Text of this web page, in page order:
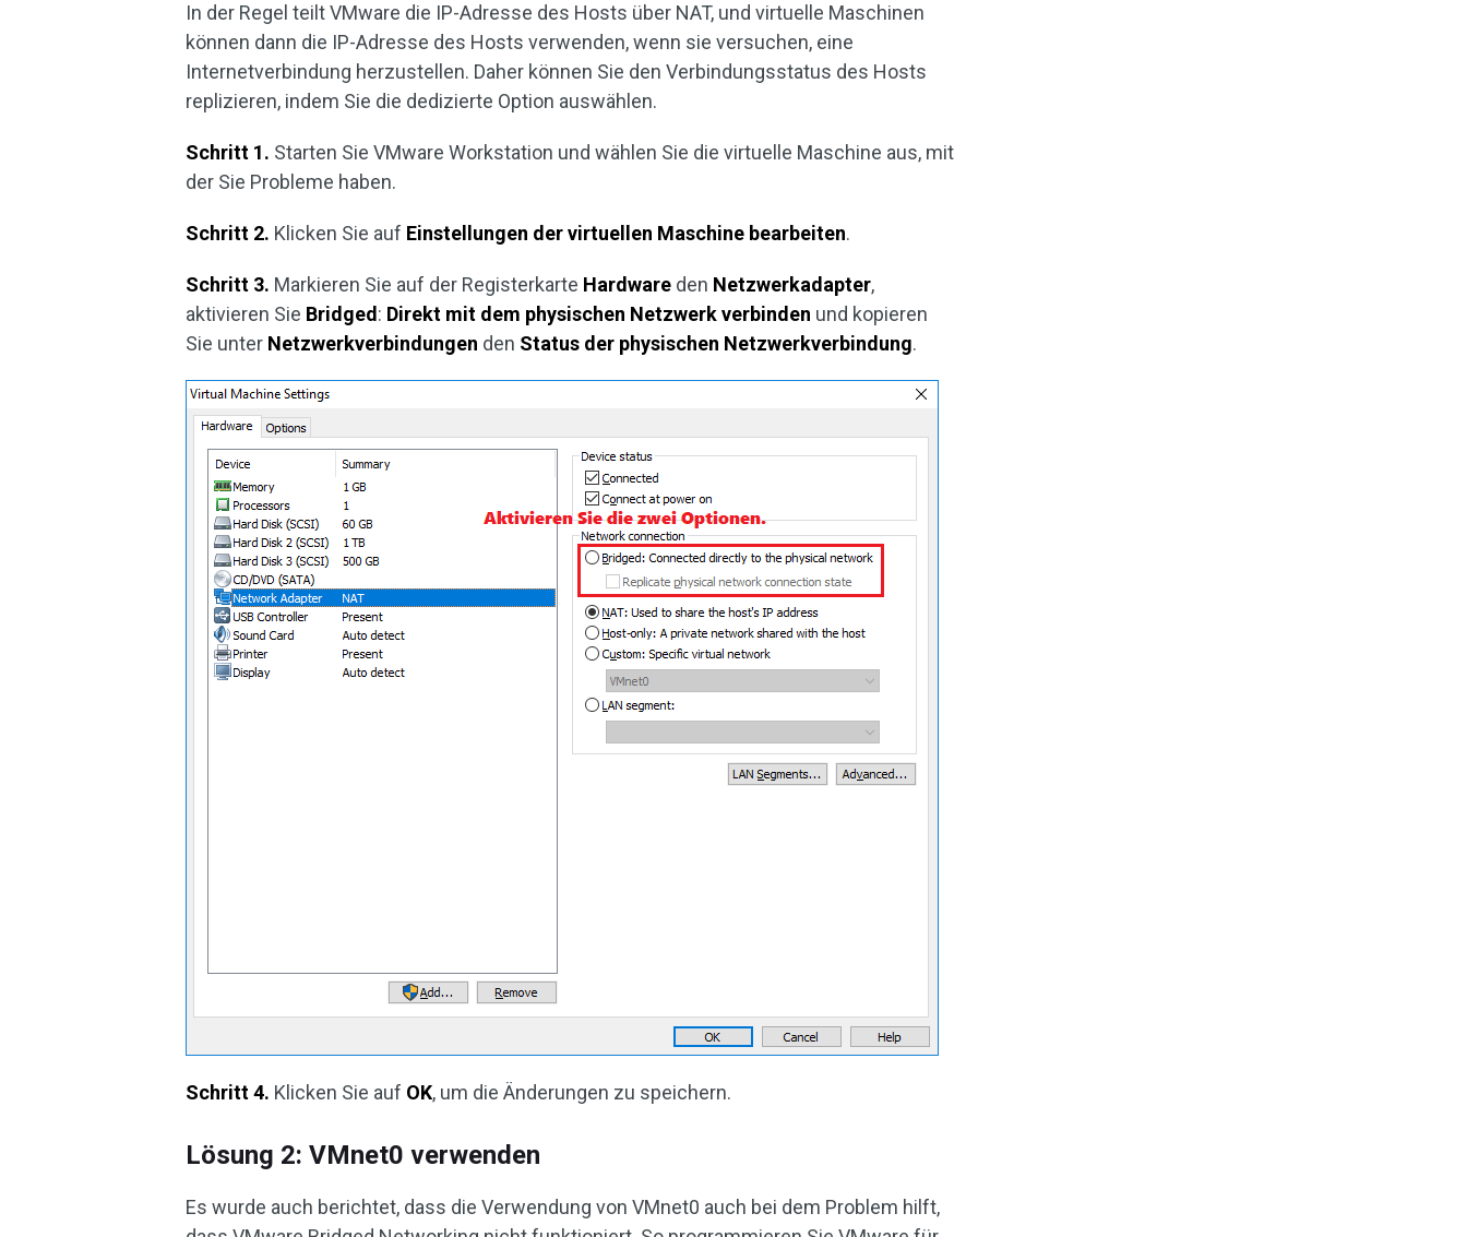
In der Regel teilt VMware die IP-Adresse des Hosts über NAT, und virtuelle Maschinen
können dann die IP-Adresse des Hosts verwenden, wenn sie versuchen, eine
Internetverbindung herzustellen. Daher können Sie den Verbindungsstatus des Hosts
replizieren, indem Sie die dedizierte Option auswählen.
Schritt 1. Starten Sie VMware Workstation und wählen Sie die virtuelle Maschine aus, mit
der Sie Probleme haben.
Schritt 2. Klicken Sie auf Einstellungen der virtuellen Maschine bearbeiten.
Schritt 3. Markieren Sie auf der Registerkarte Hardware den Netzwerkadapter,
aktivieren Sie Bridged : Direkt mit dem physischen Netzwerk verbinden und kopieren
Sie unter Netzwerkverbindungen den Status der physischen Netzwerkverbindung.
Schritt 4. Klicken Sie auf OK, um die Änderungen zu speichern.
Lösung 2: VMnet0 verwenden
Es wurde auch berichtet, dass die Verwendung von VMnet0 auch bei dem Problem hilft,